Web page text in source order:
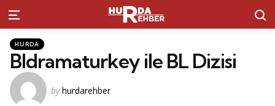
Menu
Kategoriler
Posted
in
HURDA
Bldramaturkey ile BL Dizisi
Posted
by hurdarehber